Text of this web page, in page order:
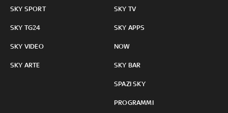
SKY SPORT
SKY TG24
SKY VIDEO
SKY ARTE
SKY TV
SKY APPS
NOW
SKY BAR
SPAZI SKY
PROGRAMMI